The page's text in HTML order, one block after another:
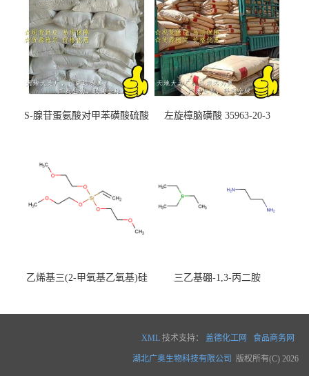
S-腺苷蛋氨酸对甲苯磺酸硫酸
左旋樟脑磺酸 35963-20-3
乙烯基三(2-甲氧基乙氧基)硅
三乙基硼-1,3-丙二胺
XML 技术支持： 盖德化工网 食品商务网
湖北广奥生物科技有限公司 版权所有(C) 2026